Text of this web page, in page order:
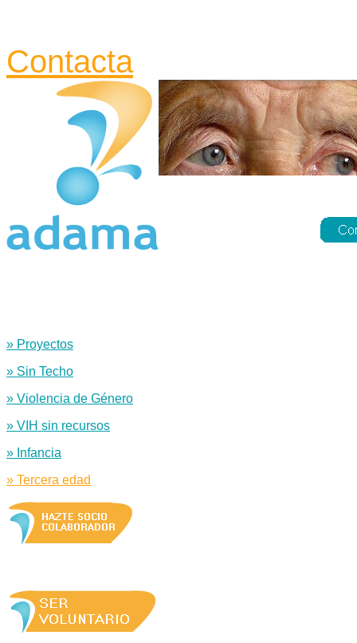
Contacta
» Proyectos
» Sin Techo
» Violencia de Género
» VIH sin recursos
» Infancia
» Tercera edad